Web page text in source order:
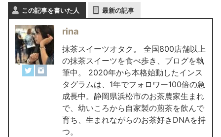
この記事を書いた人 最新の記事
rina
抹茶スイーツオタク。 全国800店舗以上
の抹茶スイーツを食べ歩き、ブログを執
筆中。 2020年から本格始動したインス
タグラムは、1年でフォロワー100倍の急
成長中。静岡県浜松市のお茶農家生まれ
で、幼いころから自家製の煎茶を飲んで
育ち、生まれながらのお茶好きDNAを持
つ。